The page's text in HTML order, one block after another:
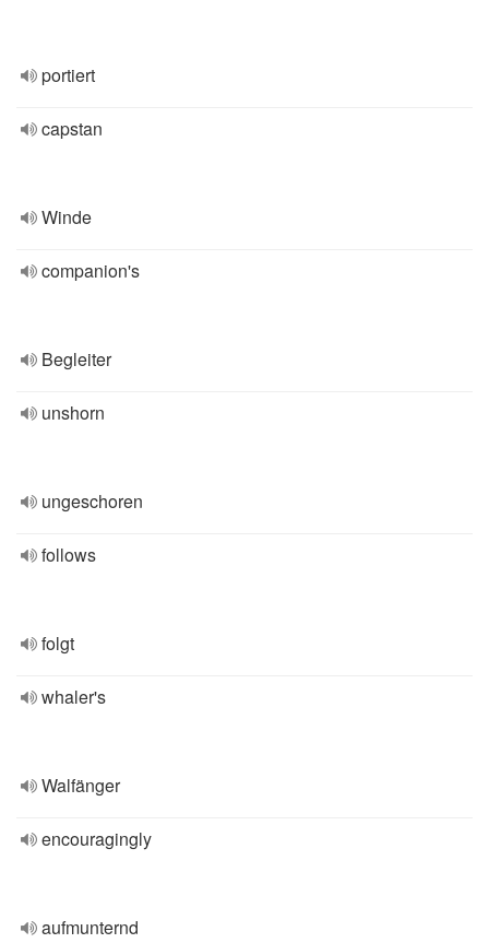
portiert
capstan
Winde
companion's
Begleiter
unshorn
ungeschoren
follows
folgt
whaler's
Walfänger
encouragingly
aufmunternd